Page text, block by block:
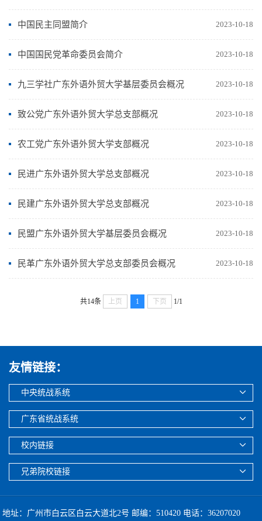
2023-10-18
中国民主同盟简介
2023-10-18
中国国民党革命委员会简介
2023-10-18
九三学社广东外语外贸大学基层委员会概况
2023-10-18
致公党广东外语外贸大学总支部概况
2023-10-18
农工党广东外语外贸大学支部概况
2023-10-18
民进广东外语外贸大学总支部概况
2023-10-18
民建广东外语外贸大学总支部概况
2023-10-18
民盟广东外语外贸大学基层委员会概况
2023-10-18
民革广东外语外贸大学总支部委员会概况
共14条 上页 1 下页 1/1
友情链接：
中央统战系统
广东省统战系统
校内链接
兄弟院校链接
地址：广州市白云区白云大道北2号 邮编：510420 电话：36207020